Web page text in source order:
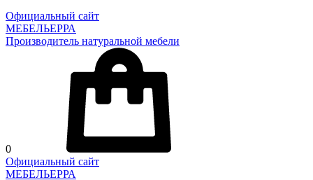
Официальный сайт
МЕБЕЛЬЕРРА
Производитель натуральной мебели
0
Официальный сайт
МЕБЕЛЬЕРРА